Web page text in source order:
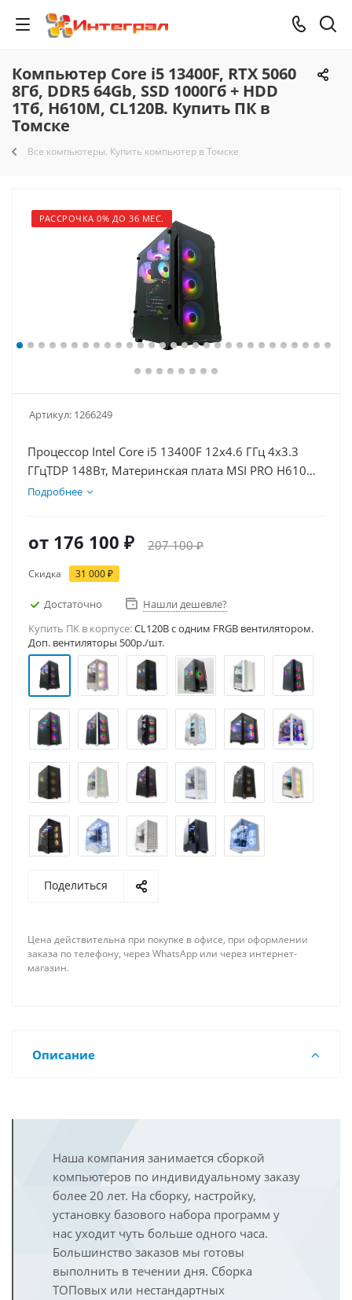
Компьютер Core i5 13400F, RTX 5060
8Гб, DDR5 64Gb, SSD 1000Гб + HDD
1Тб, H610M, CL120B. Купить ПК в
Томске
Все компьютеры. Купить компьютер в Томске
РАССРОЧКА 0% ДО 36 МЕС.
Артикул: 1266249
Процессор Intel Core i5 13400F 12x4.6 ГГц 4x3.3
ГГцTDP 148Вт, Материнская плата MSI PRO H610M-
E D5, Видеокарта RTX 5060 8Гб, Память
Подробнее
от 176 100 ₽ 207 100 ₽
Скидка 31 000 ₽
Достаточно
Нашли дешевле?
Купить ПК в корпусе:CL120B c одним FRGB вентилятором.
Доп. вентиляторы 500р./шт.
Поделиться
Цена действительна при покупке в офисе, при оформлении
заказа по телефону, через WhatsApp или через интернет-
магазин.
Описание
Наша компания занимается сборкой
компьютеров по индивидуальному заказу
более 20 лет. На сборку, настройку,
установку базового набора программ у
нас уходит чуть больше одного часа.
Большинство заказов мы готовы
выполнить в течении дня. Сборка
ТОПовых или нестандартных